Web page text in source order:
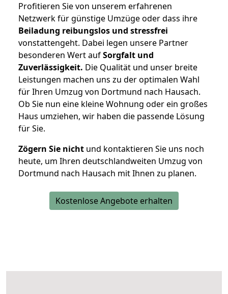
Profitieren Sie von unserem erfahrenen
Netzwerk für günstige Umzüge oder dass ihre
Beiladung reibungslos und stressfrei
vonstattengeht. Dabei legen unsere Partner
besonderen Wert aufSorgfalt und
Zuverlässigkeit. Die Qualität und unser breite
Leistungen machen uns zu der optimalen Wahl
für Ihren Umzug von Dortmund nach Hausach.
Ob Sie nun eine kleine Wohnung oder ein großes
Haus umziehen, wir haben die passende Lösung
für Sie.
Zögern Sie nicht und kontaktieren Sie uns noch
heute, um Ihren deutschlandweiten Umzug von
Dortmund nach Hausach mit Ihnen zu planen.
Kostenlose Angebote erhalten